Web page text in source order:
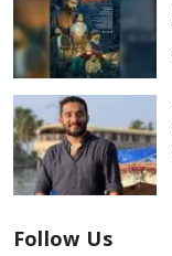
Follow Us